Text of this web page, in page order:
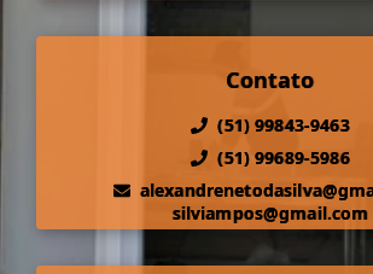
Contato
(51) 99843-9463
(51) 99689-5986
silviampos@gmail.com